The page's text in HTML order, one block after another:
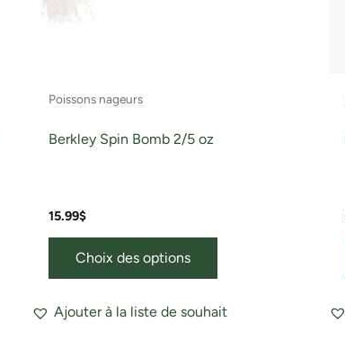
Poissons nageurs
Berkley Spin Bomb 2/5 oz
15.99$
Choix des options
Ajouter à la liste de souhait